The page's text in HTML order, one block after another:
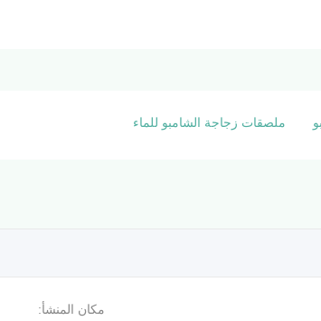
ملصقات زجاجة الشامبو للماء
مكان المنشأ: